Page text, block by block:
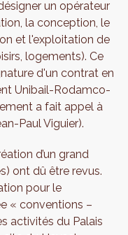
un opérateur
la conception, le
et l'exploitation de
logements). Ce
d'un contrat en
Unibail-Rodamco-
a fait appel à
Paul Viguier).
d’un grand
ont dû être revus.
pour le
« conventions –
activités du Palais